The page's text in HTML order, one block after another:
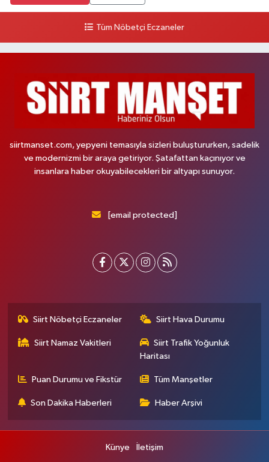
Tüm Nöbetçi Eczaneler
siirtmanset.com, yepyeni temasıyla sizleri buluştururken, sadelik
ve modernizmi bir araya getiriyor. Şatafattan kaçınıyor ve
insanlara haber okuyabilecekleri bir altyapı sunuyor.
[email protected]
Siirt Nöbetçi Eczaneler Siirt Hava Durumu
Siirt Namaz Vakitleri
Siirt Trafik Yoğunluk
Haritası
Puan Durumu ve Fikstür Tüm Manşetler
Son Dakika Haberleri Haber Arşivi
Künye İletişim